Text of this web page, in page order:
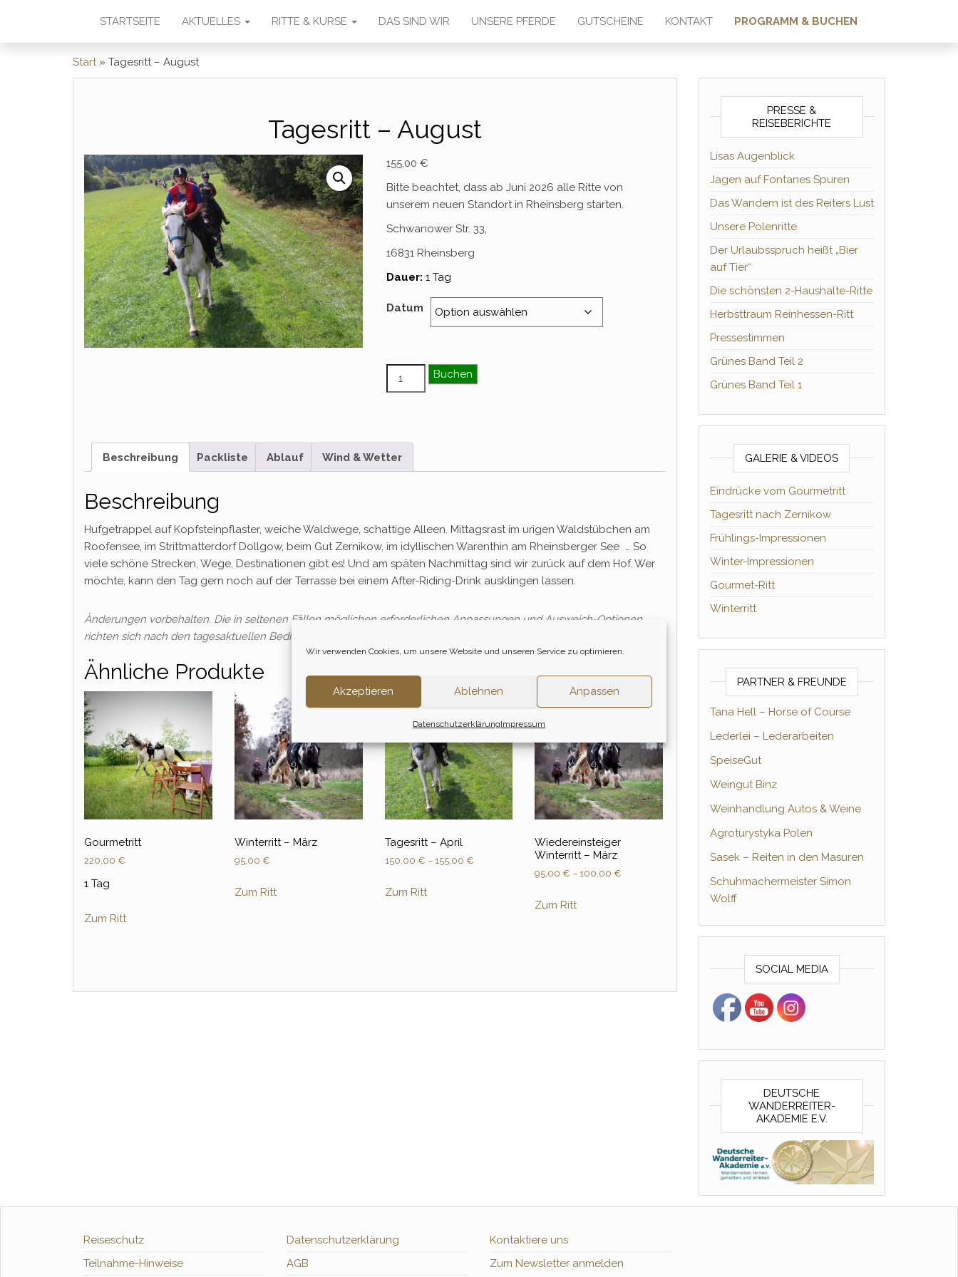
Wir verwenden Cookies, um unsere Website und unseren Service zu optimieren.
Akzeptieren Ablehnen Anpassen
DatenschutzerklärungImpressum
STARTSEITE AKTUELLES RITTE & KURSE DAS SIND WIR UNSERE PFERDE GUTSCHEINE KONTAKT PROGRAMM & BUCHEN
Start» Tagesritt – August
Tagesritt – August
155,00€
Bitte beachtet, dass ab Juni 2026 alle Ritte von
unserem neuen Standort in Rheinsberg starten.
Schwanower Str. 33,
16831 Rheinsberg
Dauer: 1 Tag
Datum
Tagesritt – August Menge
Buchen
Beschreibung Packliste Ablauf Wind & Wetter
Beschreibung
Hufgetrappel auf Kopfsteinpflaster, weiche Waldwege, schattige Alleen. Mittagsrast im urigen Waldstübchen am
Roofensee, im Strittmatterdorf Dollgow, beim Gut Zernikow, im idyllischen Warenthin am Rheinsberger See … So
viele schöne Strecken, Wege, Destinationen gibt es! Und am späten Nachmittag sind wir zurück auf dem Hof. Wer
möchte, kann den Tag gern noch auf der Terrasse bei einem After-Riding-Drink ausklingen lassen.
Änderungen vorbehalten. Die in seltenen Fällen möglichen erforderlichen Anpassungen und Ausweich-Optionen
richten sich nach den tagesaktuellen Bedingungen.
Ähnliche Produkte
Gourmetritt
220,00 €
1 Tag
Zum Ritt
Winterritt – März
95,00 €
Zum Ritt
Tagesritt – April
150,00 € – 155,00 €
Zum Ritt
Wiedereinsteiger
Winterritt – März
95,00 € – 100,00 €
Zum Ritt
PRESSE &
REISEBERICHTE
Lisas Augenblick
Jagen auf Fontanes Spuren
Das Wandern ist des Reiters Lust
Unsere Polenritte
Der Urlaubsspruch heißt „Bier
auf Tier“
Die schönsten 2-Haushalte-Ritte
Herbsttraum Reinhessen-Ritt
Pressestimmen
Grünes Band Teil 2
Grünes Band Teil 1
GALERIE & VIDEOS
Eindrücke vom Gourmetritt
Tagesritt nach Zernikow
Frühlings-Impressionen
Winter-Impressionen
Gourmet-Ritt
Winterritt
PARTNER & FREUNDE
Tana Hell – Horse of Course
Lederlei – Lederarbeiten
SpeiseGut
Weingut Binz
Weinhandlung Autos & Weine
Agroturystyka Polen
Sasek – Reiten in den Masuren
Schuhmachermeister Simon
Wolff
SOCIAL MEDIA
DEUTSCHE
WANDERREITER-
AKADEMIE E.V.
Reiseschutz
Teilnahme-Hinweise
Datenschutzerklärung
AGB
Kontaktiere uns
Zum Newsletter anmelden